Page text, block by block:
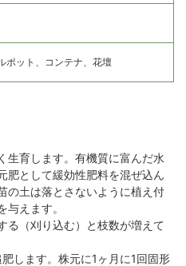
ポット、コンテナ、花壇
生育します。有機質に富んだ水
肥として緩効性肥料を混ぜ込ん
の土は落とさないように植え付
えます。
る（刈り込む）と枝数が増えて
します。株元に1ヶ月に1回固形